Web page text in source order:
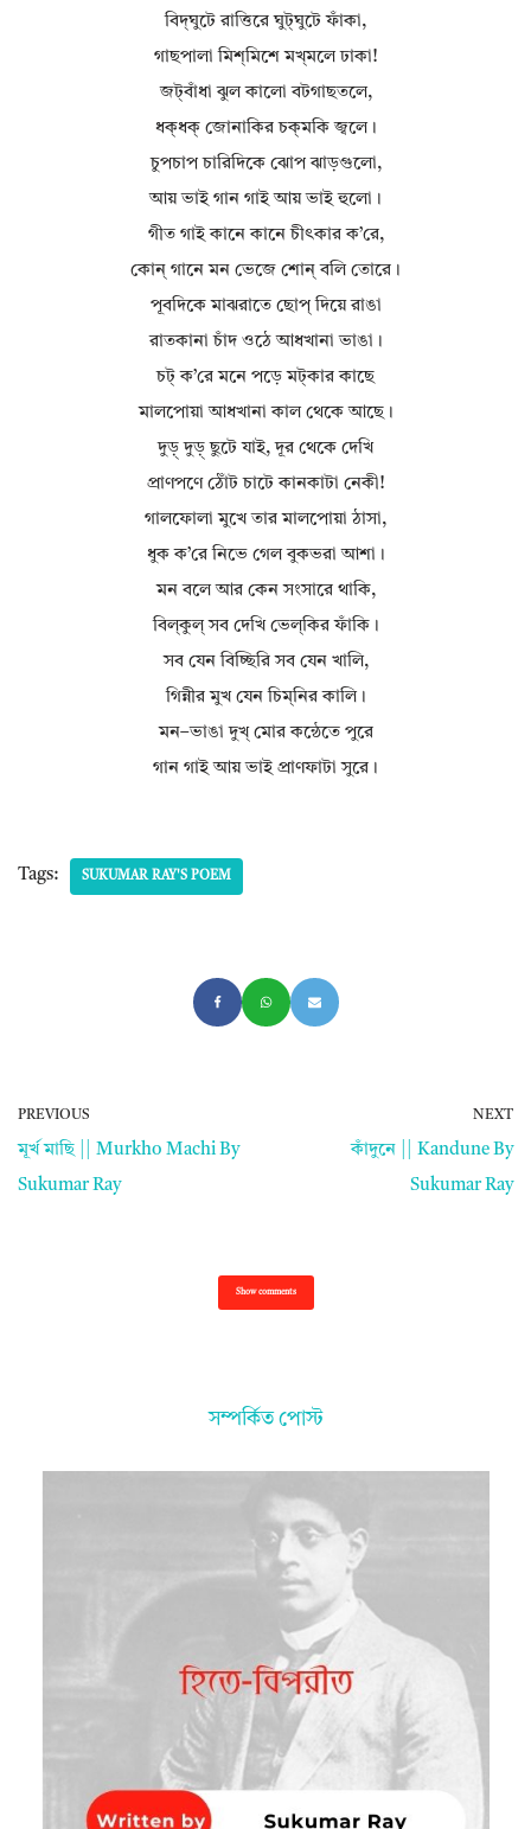
বিদ্‌ঘুটে রাত্তিরে ঘুট্‌ঘুটে ফাঁকা,
গাছপালা মিশ্‌মিশে মখ‌্‌মলে ঢাকা!
জট্‌বাঁধা ঝুল কালো বটগাছতলে,
ধক্‌ধক্ জোনাকির চক্‌মকি জ্বলে।
চুপচাপ চারিদিকে ঝোপ ঝাড়গুলো,
আয় ভাই গান গাই আয় ভাই হুলো।
গীত গাই কানে কানে চীৎকার ক’রে,
কোন্ গানে মন ভেজে শোন্ বলি তোরে।
পূবদিকে মাঝরাতে ছোপ্ দিয়ে রাঙা
রাতকানা চাঁদ ওঠে আধখানা ভাঙা।
চট্ ক’রে মনে পড়ে মট্‌কার কাছে
মালপোয়া আধখানা কাল থেকে আছে।
দুড়্ দুড়্ ছুটে যাই, দূর থেকে দেখি
প্রাণপণে ঠোঁট চাটে কানকাটা নেকী!
গালফোলা মুখে তার মালপোয়া ঠাসা,
ধুক ক’রে নিভে গেল বুকভরা আশা।
মন বলে আর কেন সংসারে থাকি,
বিল্‌কুল্ সব দেখি ভেল্‌কির ফাঁকি।
সব যেন বিচ্ছিরি সব যেন খালি,
গিন্নীর মুখ যেন চিম্‌নির কালি।
মন–ভাঙা দুখ্ মোর কন্ঠেতে পুরে
গান গাই আয় ভাই প্রাণফাটা সুরে।
Tags: SUKUMAR RAY'S POEM
PREVIOUS
মূর্খ মাছি || Murkho Machi By
Sukumar Ray
NEXT
কাঁদুনে || Kandune By
Sukumar Ray
Show comments
সম্পর্কিত পোস্ট